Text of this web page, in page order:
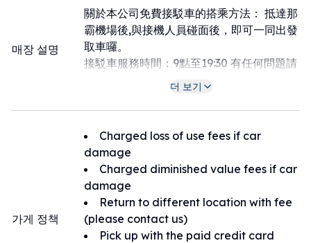
매장 설명
關於本公司免費接駁車的搭乘方法： 抵達那
霸機場後,與接機人員碰面後，即可一同出發
取車囉。
接駁車服務時間：9點至19:30 有任何問題請
隨時聯繫店鋪（ZH Rent a Car)
910rsogo WhatsApp:+8198-851-8386）
더 보기
가게 정책
Charged loss of use fees if car
damage
Charged diminished value fees if car
damage
Return to different location with fee
(please contact us)
Pick up with the paid credit card